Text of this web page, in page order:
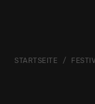
STARTSEITE